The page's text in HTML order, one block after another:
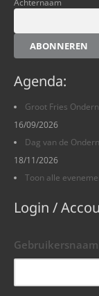
ABONNEREN
Agenda:
Groot Fries
16/09/2026
Dag van de
18/11/2026
Toon alle
Login /